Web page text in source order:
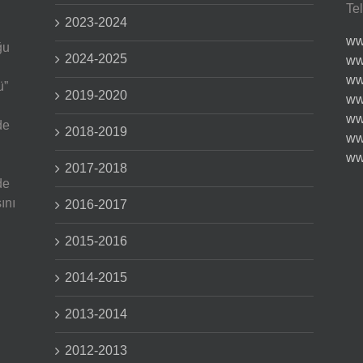
2023-2024
2024-2025
2019-2020
2018-2019
2017-2018
2016-2017
2015-2016
2014-2015
2013-2014
2012-2013